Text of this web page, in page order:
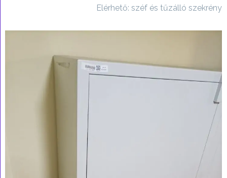
Elérhető: széf és tűzálló szekrény